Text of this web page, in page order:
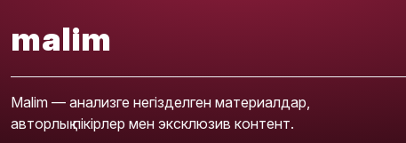
malim
Malim — анализге негізделген материалдар,
авторлық пікірлер мен эксклюзив контент.